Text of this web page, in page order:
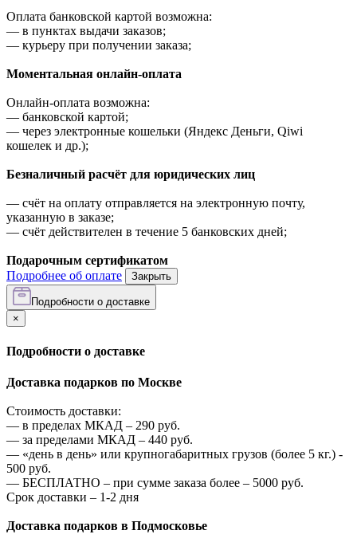
Оплата банковской картой возможна:
— в пунктах выдачи заказов;
— курьеру при получении заказа;
Моментальная онлайн-оплата
Онлайн-оплата возможна:
— банковской картой;
— через электронные кошельки (Яндекс Деньги, Qiwi
кошелек и др.);
Безналичный расчёт для юридических лиц
— счёт на оплату отправляется на электронную почту,
указанную в заказе;
— счёт действителен в течение 5 банковских дней;
Подарочным сертификатом
Подробнее об оплате
Закрыть
Подробности о доставке
×
Подробности о доставке
Доставка подарков по Москве
Стоимость доставки:
— в пределах МКАД – 290 руб.
— за пределами МКАД – 440 руб.
— «день в день» или крупногабаритных грузов (более 5 кг.) -
500 руб.
— БЕСПЛАТНО – при сумме заказа более – 5000 руб.
Срок доставки – 1-2 дня
Доставка подарков в Подмосковье